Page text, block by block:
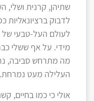
שתיהן, קרנית ושלי,
לדבוק
לעולם העל-טבעי של
מידי. על אף ששלי
מה מתרחש סביבה,
העלילה מעט נמרחת.
אולי כי כמו בחיים,